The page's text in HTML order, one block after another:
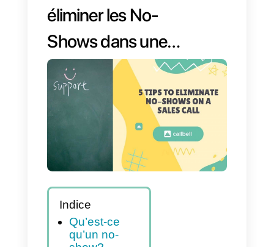
5 conseils pour
éliminer les No-
Shows dans une
demande de vente